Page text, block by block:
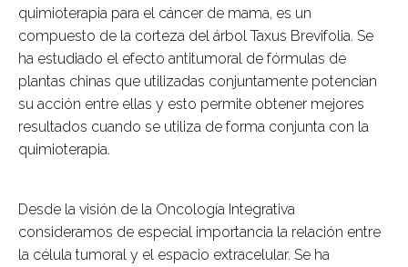
quimioterapia para el cáncer de mama, es un
compuesto de la corteza del árbol Taxus Brevifolia. Se
ha estudiado el efecto antitumoral de fórmulas de
plantas chinas que utilizadas conjuntamente potencian
su acción entre ellas y esto permite obtener mejores
resultados cuando se utiliza de forma conjunta con la
quimioterapia.
Desde la visión de la Oncología Integrativa
consideramos de especial importancia la relación entre
la célula tumoral y el espacio extracelular. Se ha